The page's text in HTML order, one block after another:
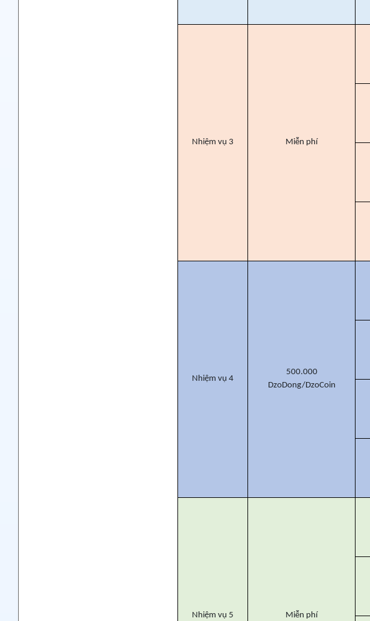
Nhiệm vụ 3 Miễn phí
Nhiệm vụ 4
500.000
DzoDong/DzoCoin
Nhiệm vụ 5 Miễn phí